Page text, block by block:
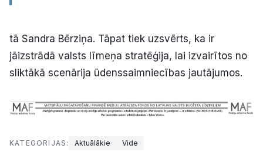
tā Sandra Bērziņa. Tāpat tiek uzsvērts, ka ir
jāizstrādā valsts līmeņa stratēģija, lai izvairītos no
sliktākā scenārija ūdenssaimniecības jautājumos.
KATEGORIJAS: Aktuālākie Vide